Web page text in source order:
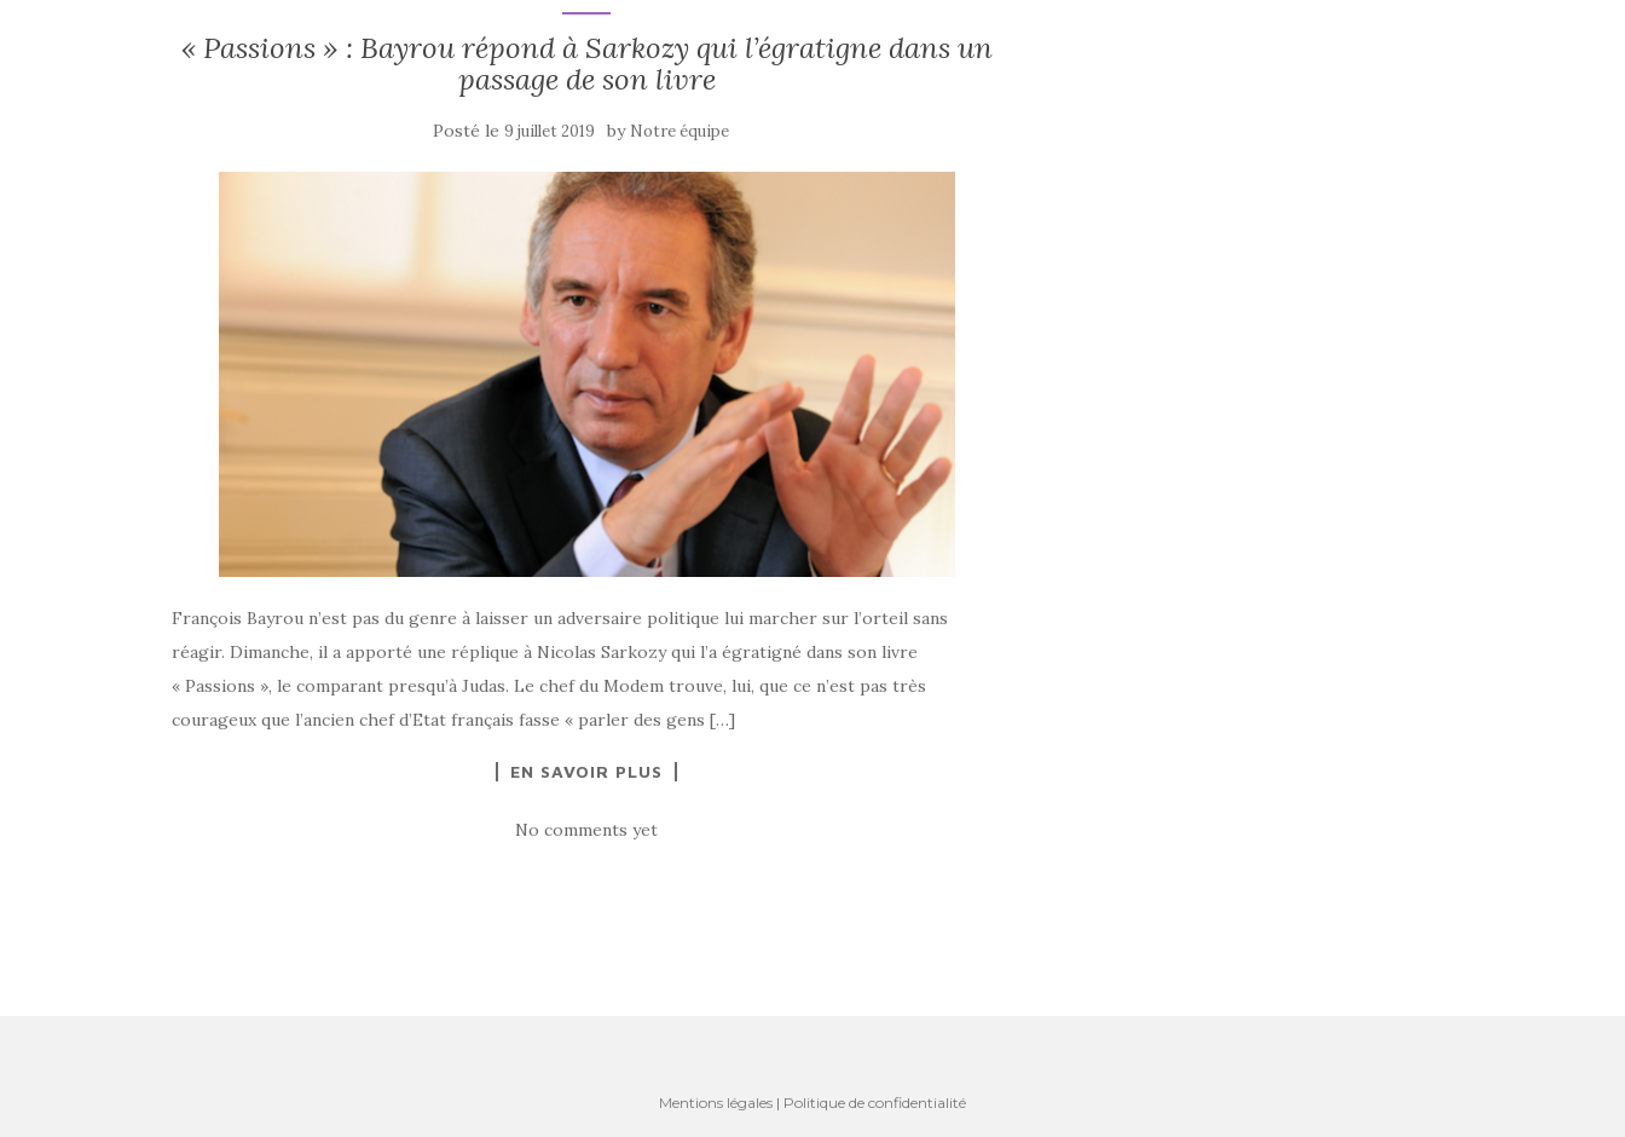
« Passions » : Bayrou répond à Sarkozy qui l’égratigne dans un
passage de son livre
Posté le 9 juillet 2019 by Notre équipe
François Bayrou n’est pas du genre à laisser un adversaire politique lui marcher sur l’orteil sans
réagir. Dimanche, il a apporté une réplique à Nicolas Sarkozy qui l’a égratigné dans son livre
« Passions », le comparant presqu’à Judas. Le chef du Modem trouve, lui, que ce n’est pas très
courageux que l’ancien chef d’Etat français fasse « parler des gens […]
EN SAVOIR PLUS
No comments yet
Mentions légales | Politique de confidentialité